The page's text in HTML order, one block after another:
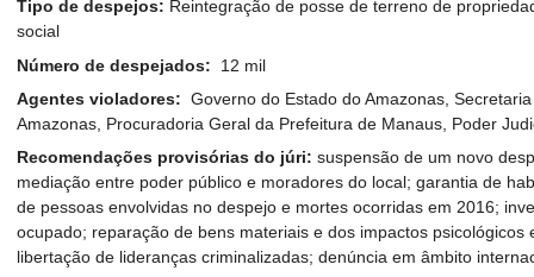
Tipo de despejos: Reintegração de posse de terreno de
social
Número de despejados: 12 mil
Agentes violadores: Governo do Estado do Amazonas,
Amazonas, Procuradoria Geral da Prefeitura de Manaus, Poder
Recomendações provisórias do júri: suspensão de um novo
mediação entre poder público e moradores do local; garantia de
de pessoas envolvidas no despejo e mortes ocorridas em 2016;
ocupado; reparação de bens materiais e dos impactos psicológicos
libertação de lideranças criminalizadas; denúncia em âmbito